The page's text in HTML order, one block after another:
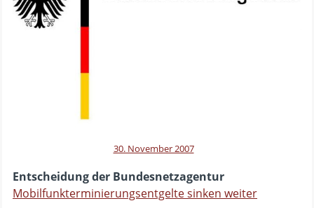
30. November 2007
Entscheidung der Bundesnetzagentur
Mobilfunkterminierungsentgelte sinken weiter